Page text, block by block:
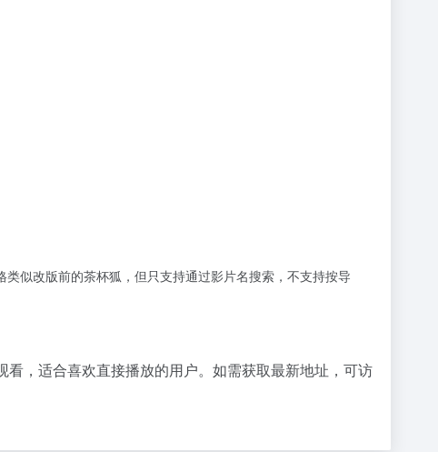
似改版前的茶杯狐，但只支持通过影片名搜索，不支持按导
，适合喜欢直接播放的用户。如需获取最新地址，可访